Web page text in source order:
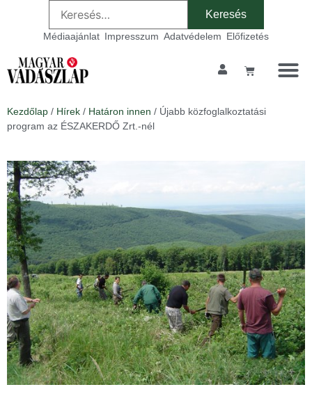
Médiaajánlat Impresszum Adatvédelem Előfizetés
Kezdőlap / Hírek / Határon innen / Újabb közfoglalkoztatási
program az ÉSZAKERDŐ Zrt.-nél